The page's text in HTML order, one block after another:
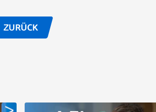
ZURÜCK